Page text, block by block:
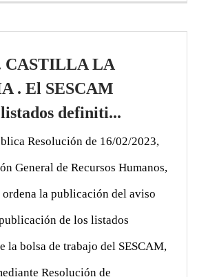
CASTILLA LA
. El SESCAM
definiti...
Resolución de 16/02/2023,
General de Recursos Humanos,
ordena la publicación del aviso
de los listados
la bolsa de trabajo del SESCAM,
Resolución de